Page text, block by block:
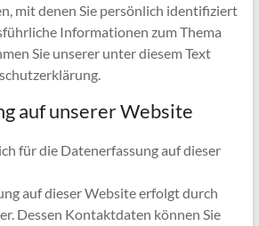
mit denen Sie persönlich identifiziert
Informationen zum Thema
Sie unserer unter diesem Text
auf unserer Website
für die Datenerfassung auf dieser
auf dieser Website erfolgt durch
Dessen Kontaktdaten können Sie